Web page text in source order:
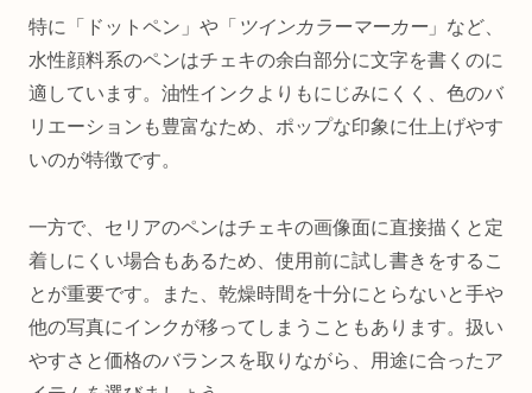
特に「ドットペン」や「 ツインカラーマーカー」など、
水性顔料系のペンはチェキの余白部分に文字を書くのに
適しています。油性インクよりもにじみにくく、色のバ
リエーションも豊富なため、ポップな印象に仕上げやす
いのが特徴です。
一方で、セリアのペンはチェキの画像面に直接描くと定
着しにくい場合もあるため、使用前に試し書きをするこ
とが重要です。また、乾燥時間を十分にとらないと手や
他の写真にインクが移ってしまうこともあります。扱い
やすさと価格のバランスを取りながら、用途に合ったア